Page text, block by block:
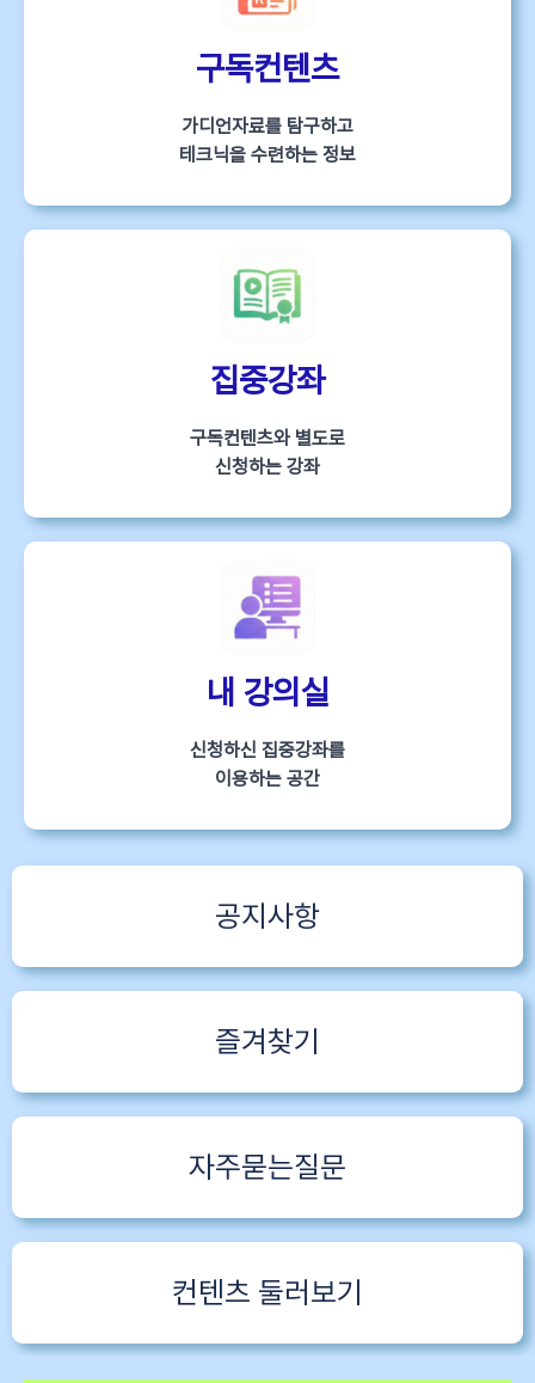
구독컨텐츠
가디언자료를 탐구하고
테크닉을 수련하는 정보
집중강좌
구독컨텐츠와 별도로
신청하는 강좌
내 강의실
신청하신 집중강좌를
이용하는 공간
공지사항
즐겨찾기
자주묻는질문
컨텐츠 둘러보기